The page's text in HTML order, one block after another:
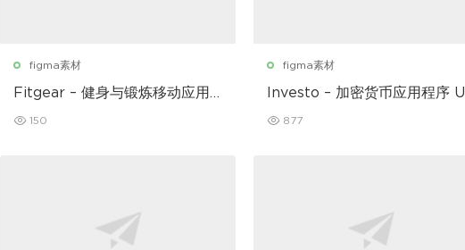
figma素材
Fitgear – 健身与锻炼移动应用
150
figma素材
Investo – 加密货币应用程序
877